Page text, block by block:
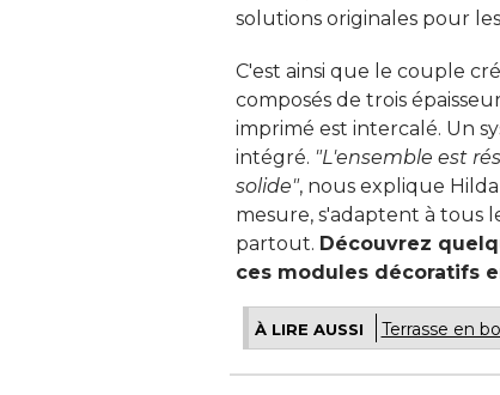
solutions originales pour
C'est ainsi que le couple
composés de trois
imprimé est intercalé. Un
intégré. "L'ensemble est
solide", nous explique
mesure, s'adaptent à tous
partout. Découvrez
ces modules décoratifs
À LIRE AUSSI Terrasse en